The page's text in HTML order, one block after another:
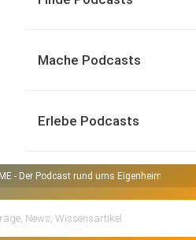
Mache Podcasts
Erlebe Podcasts
- Der Podcast rund ums Eigenheim und